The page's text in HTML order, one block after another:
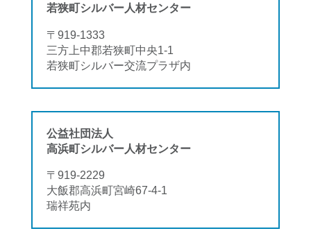
若狭町シルバー人材センター
〒919-1333
三方上中郡若狭町中央1-1
若狭町シルバー交流プラザ内
公益社団法人
高浜町シルバー人材センター
〒919-2229
大飯郡高浜町宮崎67-4-1
瑞祥苑内